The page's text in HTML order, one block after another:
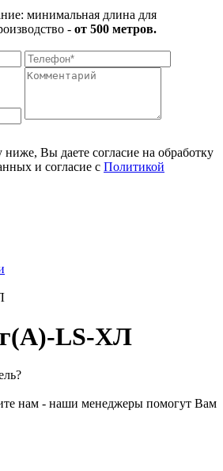
минимальная длина для
- от 500 метров.
Вы даете согласие на обработку
и согласие с Политикой
LS-ХЛ
нам - наши менеджеры помогут Вам